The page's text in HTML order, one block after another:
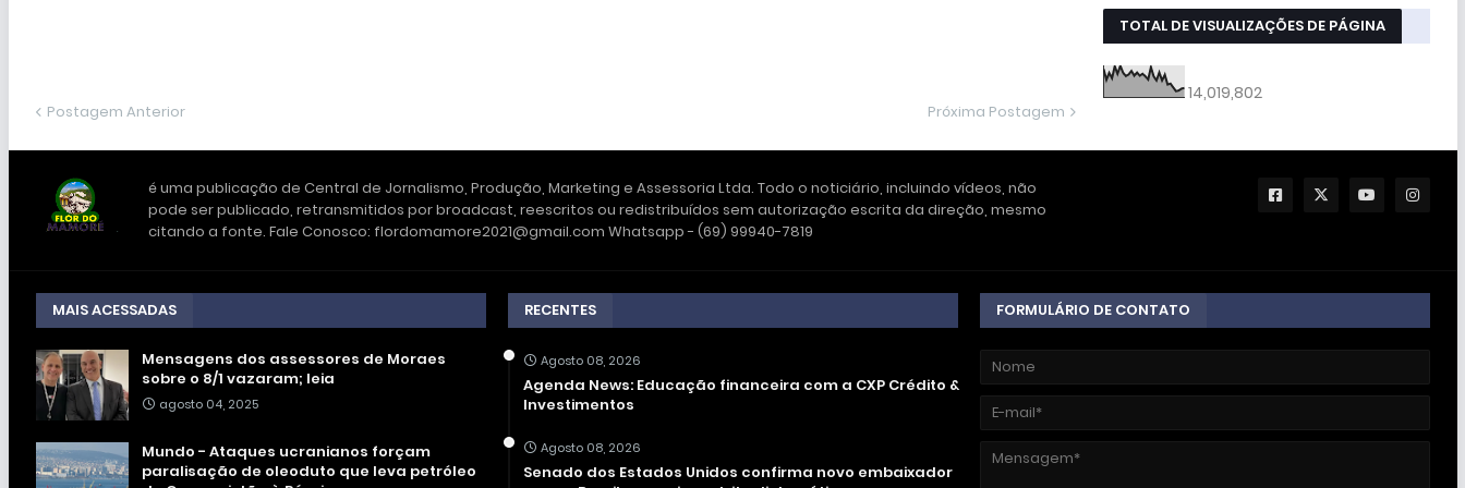
Postagem Anterior Próxima Postagem
TOTAL DE VISUALIZAÇÕES DE PÁGINA
14,019,802
é uma publicação de Central de Jornalismo, Produção, Marketing e Assessoria Ltda. Todo o noticiário, incluindo vídeos, não
pode ser publicado, retransmitidos por broadcast, reescritos ou redistribuídos sem autorização escrita da direção, mesmo
citando a fonte. Fale Conosco: flordomamore2021@gmail.com Whatsapp - (69) 99940-7819
MAIS ACESSADAS
Mensagens dos assessores de Moraes
sobre o 8/1 vazaram; leia
agosto 04, 2025
Mundo - Ataques ucranianos forçam
paralisação de oleoduto que leva petróleo
RECENTES
Agosto 08, 2026
Agenda News: Educação financeira com a CXP Crédito &
Investimentos
Agosto 08, 2026
Senado dos Estados Unidos confirma novo embaixador
FORMULÁRIO DE CONTATO